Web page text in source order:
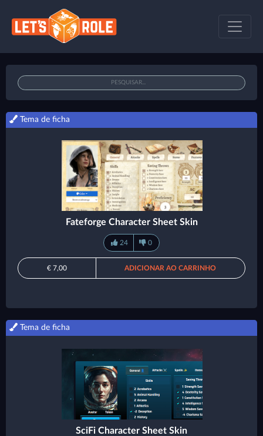
Tema de ficha
Fateforge Character Sheet Skin
24 0
€ 7,00 ADICIONAR AO CARRINHO
Tema de ficha
SciFi Character Sheet Skin